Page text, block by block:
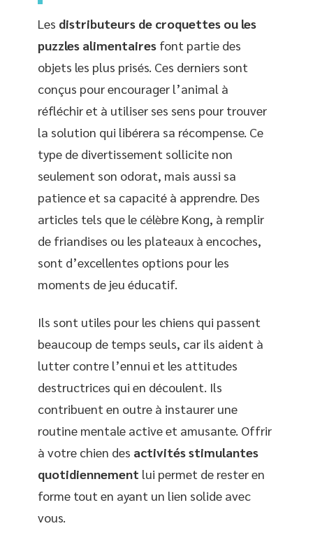
Les distributeurs de croquettes ou les
puzzles alimentaires font partie des
objets les plus prisés. Ces derniers sont
conçus pour encourager l’animal à
réfléchir et à utiliser ses sens pour trouver
la solution qui libérera sa récompense. Ce
type de divertissement sollicite non
seulement son odorat, mais aussi sa
patience et sa capacité à apprendre. Des
articles tels que le célèbre Kong, à remplir
de friandises ou les plateaux à encoches,
sont d’excellentes options pour les
moments de jeu éducatif.
Ils sont utiles pour les chiens qui passent
beaucoup de temps seuls, car ils aident à
lutter contre l’ennui et les attitudes
destructrices qui en découlent. Ils
contribuent en outre à instaurer une
routine mentale active et amusante. Offrir
à votre chien des activités stimulantes
quotidiennement lui permet de rester en
forme tout en ayant un lien solide avec
vous.